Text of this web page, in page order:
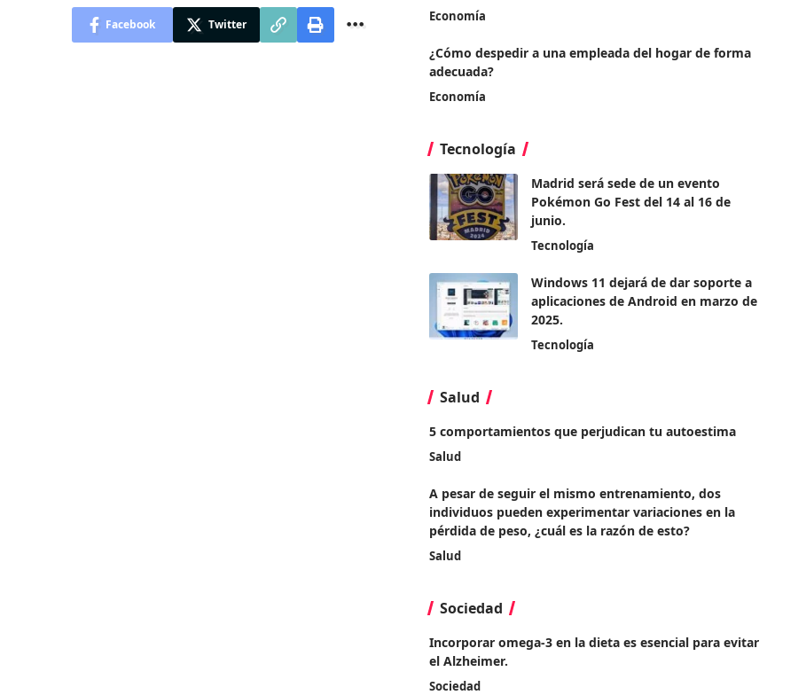
Facebook Twitter
Economía
¿Cómo despedir a una empleada del hogar de forma
adecuada?
Economía
Tecnología
Madrid será sede de un evento
Pokémon Go Fest del 14 al 16 de
junio.
Tecnología
Windows 11 dejará de dar soporte a
aplicaciones de Android en marzo de
2025.
Tecnología
Salud
5 comportamientos que perjudican tu autoestima
Salud
A pesar de seguir el mismo entrenamiento, dos
individuos pueden experimentar variaciones en la
pérdida de peso, ¿cuál es la razón de esto?
Salud
Sociedad
Incorporar omega-3 en la dieta es esencial para evitar
el Alzheimer.
Sociedad